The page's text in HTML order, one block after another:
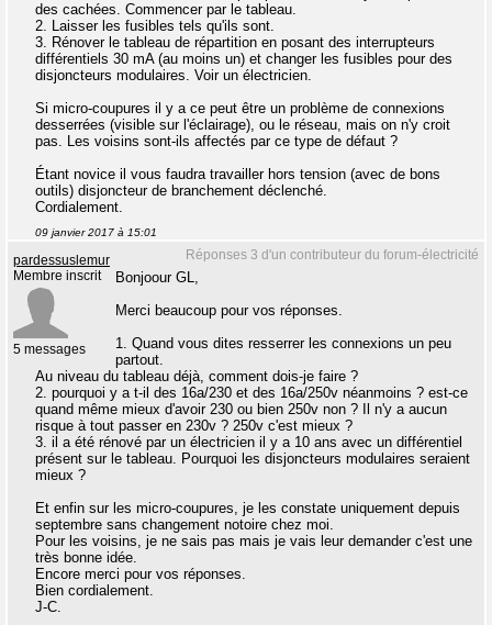
des cachées. Commencer par le tableau.
2. Laisser les fusibles tels qu'ils sont.
3. Rénover le tableau de répartition en posant des interrupteurs
différentiels 30 mA (au moins un) et changer les fusibles pour des
disjoncteurs modulaires. Voir un électricien.
Si micro-coupures il y a ce peut être un problème de connexions
desserrées (visible sur l'éclairage), ou le réseau, mais on n'y croit
pas. Les voisins sont-ils affectés par ce type de défaut ?
Étant novice il vous faudra travailler hors tension (avec de bons
outils) disjoncteur de branchement déclenché.
Cordialement.
09 janvier 2017 à 15:01
Réponses 3 d'un contributeur du forum-électricité
pardessuslemur
Membre inscrit
5 messages
Bonjoour GL,
Merci beaucoup pour vos réponses.
1. Quand vous dites resserrer les connexions un peu
partout.
Au niveau du tableau déjà, comment dois-je faire ?
2. pourquoi y a t-il des 16a/230 et des 16a/250v néanmoins ? est-ce
quand même mieux d'avoir 230 ou bien 250v non ? Il n'y a aucun
risque à tout passer en 230v ? 250v c'est mieux ?
3. il a été rénové par un électricien il y a 10 ans avec un différentiel
présent sur le tableau. Pourquoi les disjoncteurs modulaires seraient
mieux ?
Et enfin sur les micro-coupures, je les constate uniquement depuis
septembre sans changement notoire chez moi.
Pour les voisins, je ne sais pas mais je vais leur demander c'est une
très bonne idée.
Encore merci pour vos réponses.
Bien cordialement.
J-C.